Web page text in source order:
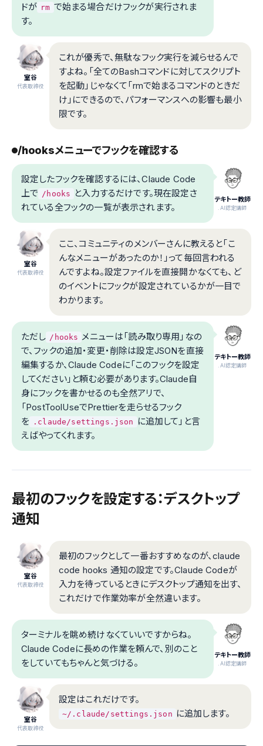
ドが rm で始まる場合だけフックが実行されま
す。
室谷
代表取締役
これが優秀で、無駄なフック実行を減らせるんで
すよね。「全てのBashコマンドに対してスクリプト
を起動」じゃなくて「rmで始まるコマンドのときだ
け」にできるので、パフォーマンスへの影響も最小
限です。
/hooksメニューでフックを確認する
テキトー教師
.AI認定講師
設定したフックを確認するには、Claude Code
上で /hooks
と入力するだけです。現在設定さ
れている全フックの一覧が表示されます。
室谷
代表取締役
ここ、コミュニティのメンバーさんに教えると「こ
んなメニューがあったのか！」って毎回言われる
んですよね。設定ファイルを直接開かなくても、ど
のイベントにフックが設定されているかが一目で
わかります。
テキトー教師
.AI認定講師
ただし /hooks メニューは「読み取り専用」なの
で、フックの追加・変更・削除は設定JSONを直接
編集するか、Claude Codeに「このフックを設定
してください」と頼む必要があります。Claude自
身にフックを書かせるのも全然アリで、
「PostToolUseでPrettierを走らせるフック
を
.claude/settings.json
に追加して」と言
えばやってくれます。
最初のフックを設定する：デスクトップ
通知
室谷
代表取締役
最初のフックとして一番おすすめなのが、claude
code hooks 通知の設定です。Claude Codeが
入力を待っているときにデスクトップ通知を出す、
これだけで作業効率が全然違います。
テキトー教師
.AI認定講師
ターミナルを眺め続けなくていいですからね。
Claude Codeに長めの作業を頼んで、別のこと
をしていてもちゃんと気づける。
室谷
代表取締役
設定はこれだけです。
~/.claude/settings.json に追加します。